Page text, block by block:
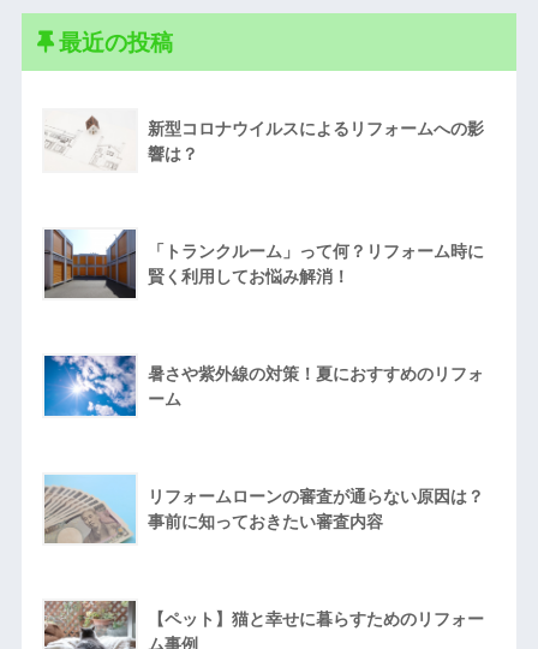
最近の投稿
新型コロナウイルスによるリフォームへの影
響は？
「トランクルーム」って何？リフォーム時に
賢く利用してお悩み解消！
暑さや紫外線の対策！夏におすすめのリフォ
ーム
リフォームローンの審査が通らない原因は？
事前に知っておきたい審査内容
【ペット】猫と幸せに暮らすためのリフォー
ム事例